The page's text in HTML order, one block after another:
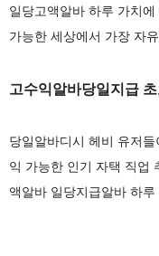
일당고액알바 하루 가치
가능한 세상에서 가장 자
고수익알바당일지급
당일알바디시 헤비 유저
익 가능한 인기 자택 직업
액알바 일당지급알바 하